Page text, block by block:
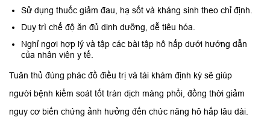
Sử dụng thuốc giảm đau, hạ sốt và kháng sinh theo chỉ định.
Duy trì chế độ ăn đủ dinh dưỡng, dễ tiêu hóa.
Nghỉ ngơi hợp lý và tập các bài tập hô hấp dưới hướng dẫn
của nhân viên y tế.
Tuân thủ đúng phác đồ điều trị và tái khám định kỳ sẽ giúp
người bệnh kiểm soát tốt tràn dịch màng phổi, đồng thời giảm
nguy cơ biến chứng ảnh hưởng đến chức năng hô hấp lâu dài.